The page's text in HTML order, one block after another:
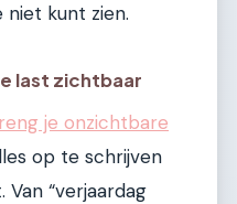
kunt zien.
last zichtbaar
je onzichtbare
op te schrijven
“verjaardag